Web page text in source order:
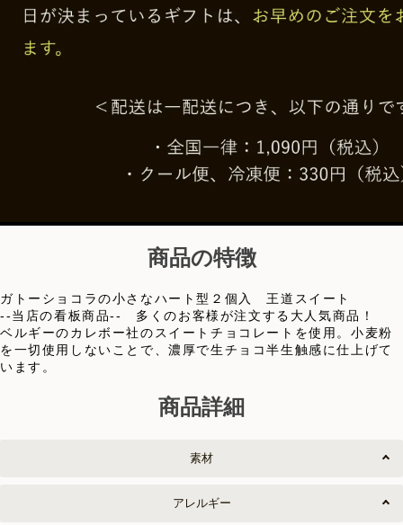
商品の特徴
ガトーショコラの小さなハート型２個入 王道スイート
--当店の看板商品-- 多くのお客様が注文する大人気商品！
ベルギーのカレボー社のスイートチョコレートを使用。小麦粉
を一切使用しないことで、濃厚で生チョコ半生触感に仕上げて
います。
商品詳細
素材
アレルギー